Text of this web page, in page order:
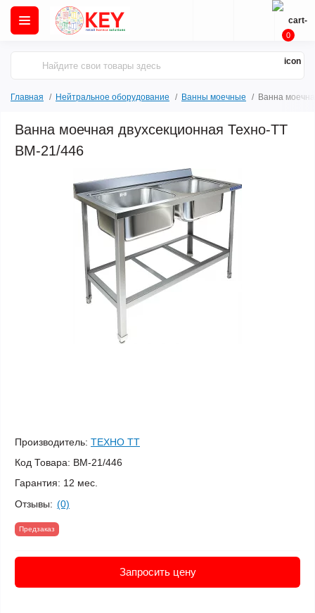
0
Главная Нейтральное оборудование Ванны моечные Ванна
Ванна моечная двухсекционная Техно-ТТ
ВМ-21/446
Производитель: ТЕХНО ТТ
Код Товара: ВМ-21/446
Гарантия: 12 мес.
Отзывы: (0)
Предзаказ
Запросить цену